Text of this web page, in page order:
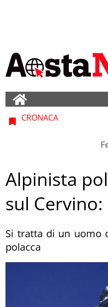
CRONACA
Alpinista
sul
Si tratta di un uomo
polacca